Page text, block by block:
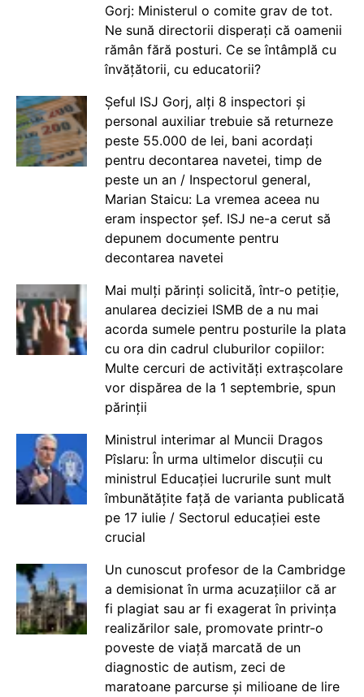
Gorj: Ministerul o comite grav de tot.
Ne sună directorii disperați că oamenii
rămân fără posturi. Ce se întâmplă cu
învățătorii, cu educatorii?
Șeful ISJ Gorj, alți 8 inspectori și
personal auxiliar trebuie să returneze
peste 55.000 de lei, bani acordați
pentru decontarea navetei, timp de
peste un an / Inspectorul general,
Marian Staicu: La vremea aceea nu
eram inspector șef. ISJ ne-a cerut să
depunem documente pentru
decontarea navetei
Mai mulți părinți solicită, într-o petiție,
anularea deciziei ISMB de a nu mai
acorda sumele pentru posturile la plata
cu ora din cadrul cluburilor copiilor:
Multe cercuri de activități extrașcolare
vor dispărea de la 1 septembrie, spun
părinții
Ministrul interimar al Muncii Dragos
Pîslaru: În urma ultimelor discuții cu
ministrul Educației lucrurile sunt mult
îmbunătățite față de varianta publicată
pe 17 iulie / Sectorul educației este
crucial
Un cunoscut profesor de la Cambridge
a demisionat în urma acuzațiilor că ar
fi plagiat sau ar fi exagerat în privința
realizărilor sale, promovate printr-o
poveste de viață marcată de un
diagnostic de autism, zeci de
maratoane parcurse și milioane de lire